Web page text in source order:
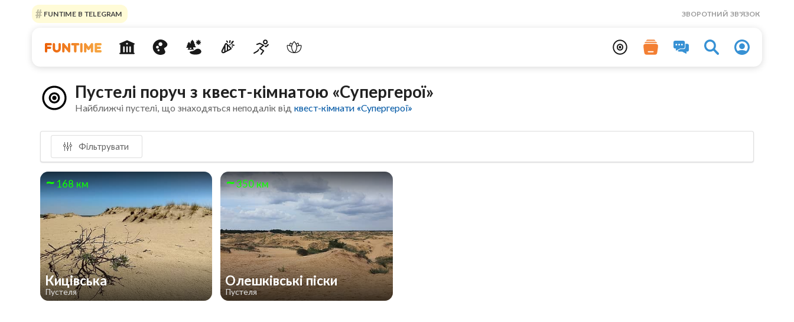
FUNTIME В TELEGRAM ЗВОРОТНИЙ ЗВ'ЯЗОК
Пустелі поруч з квест-кімнатою «Супергерої»
Найближчі пустелі, що знаходяться неподалік відквест-кімнати «Супергерої»
Фільтрувати
168 км
Кицівська
Пустеля
350 км
Олешківські піски
Пустеля